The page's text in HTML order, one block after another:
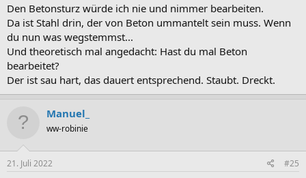
Den Betonsturz würde ich nie und nimmer bearbeiten.
Da ist Stahl drin, der von Beton ummantelt sein muss. Wenn
du nun was wegstemmst...
Und theoretisch mal angedacht: Hast du mal Beton
bearbeitet?
Der ist sau hart, das dauert entsprechend. Staubt. Dreckt.
Manuel_
ww-robinie
21. Juli 2022 #25